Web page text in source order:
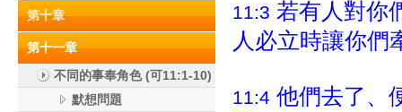
第十章
第十一章
不同的事奉角色 (可11:1-10)
默想問題
11:3 若有人對你
人必立時讓你們
11:4 他們去了、